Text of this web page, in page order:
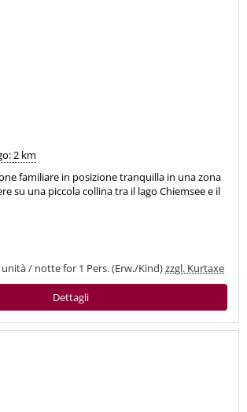
2 km
familiare in posizione tranquilla in una zona
su una piccola collina tra il lago Chiemsee e il
/ notte for 1 Pers. (Erw./Kind)zzgl. Kurtaxe
Dettagli